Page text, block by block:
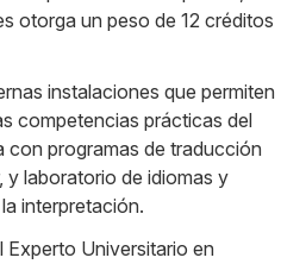
otorga un peso de 12 créditos
instalaciones que permiten
competencias prácticas del
con programas de traducción
y laboratorio de idiomas y
interpretación.
Experto Universitario en